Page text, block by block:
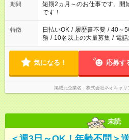
期間
短期2ヵ月～のお仕事です。
です！
特徴 日払いOK / 履歴書不要 / 40～
務 / 10名以上の大量募集 / 電
気になる！ 応募す
掲載元企業名 株式会社ネオキャ
未読